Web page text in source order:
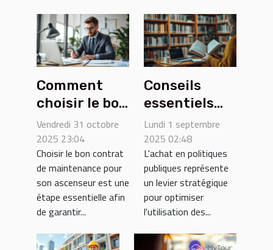
Comment
choisir le bon
contrat de
maintenance
pour votre
ascenseur ?
Vendredi 31 octobre
2025 23:04
Choisir le bon contrat
de maintenance pour
son ascenseur est une
étape essentielle afin
de garantir...
Conseils
essentiels
pour l'achat
efficace en
politiques
publiques
Lundi 1 septembre
2025 02:48
L'achat en politiques
publiques représente
un levier stratégique
pour optimiser
l'utilisation des...